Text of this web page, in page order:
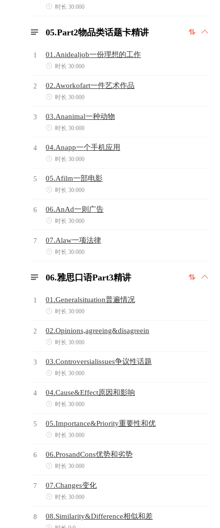
 时长 30:000
 
 05.Part2物品类话题卡精讲
1 01.Anidealjob一份理想的工作
 时长 30:000
2 02.Aworkofart一件艺术作品
 时长 30:000
3 03.Ananimal一种动物
 时长 30:000
4 04.Anapp一个手机应用
 时长 30:000
5 05.Afilm一部电影
 时长 30:000
6 06.AnAd一则广告
 时长 30:000
7 07.Alaw一项法律
 时长 30:000
 
 06.雅思口语Part3精讲
1 01.Generalsituation普遍情况
 时长 30:000
2 02.Opinions,agreeing&disagreein
 时长 30:000
3 03.Controversialissues争议性话题
 时长 30:000
4 04.Cause&Effect原因和影响
 时长 30:000
5 05.Importance&Priority重要性和优
 时长 30:000
6 06.ProsandCons优势和劣势
 时长 30:000
7 07.Changes变化
 时长 30:000
8 08.Similarity&Difference相似和差